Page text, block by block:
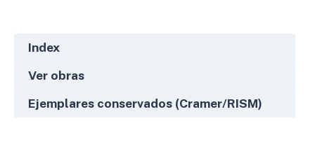
Index
Ver obras
Ejemplares conservados (Cramer/RISM)